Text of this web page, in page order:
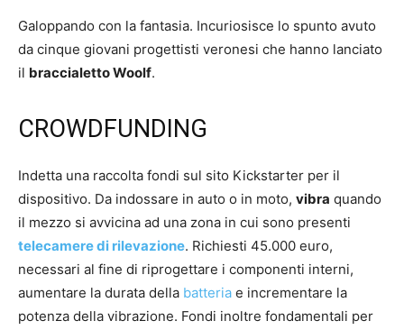
Galoppando con la fantasia. Incuriosisce lo spunto avuto
da cinque giovani progettisti veronesi che hanno lanciato
il braccialetto Woolf.
CROWDFUNDING
Indetta una raccolta fondi sul sito Kickstarter per il
dispositivo. Da indossare in auto o in moto, vibra quando
il mezzo si avvicina ad una zona in cui sono presenti
telecamere di rilevazione. Richiesti 45.000 euro,
necessari al fine di riprogettare i componenti interni,
aumentare la durata della batteria e incrementare la
potenza della vibrazione. Fondi inoltre fondamentali per